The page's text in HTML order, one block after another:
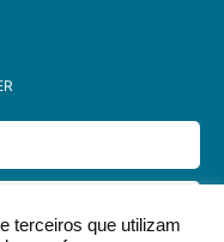
terceiros que utilizam